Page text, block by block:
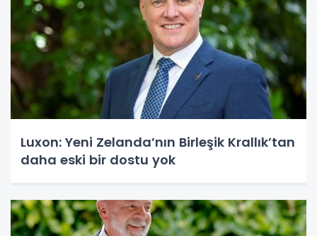
Luxon: Yeni Zelanda’nın Birleşik Krallık’tan
daha eski bir dostu yok